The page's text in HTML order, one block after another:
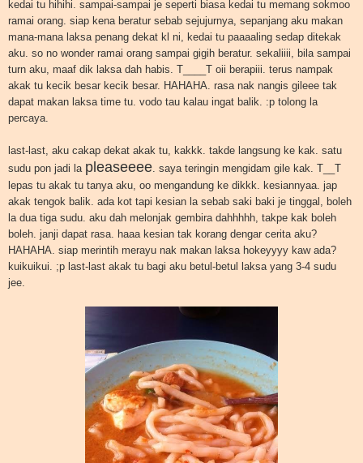
kedai tu hihihi. sampai-sampai je seperti biasa kedai tu memang sokmoo
ramai orang. siap kena beratur sebab sejujurnya, sepanjang aku makan
mana-mana laksa penang dekat kl ni, kedai tu paaaaling sedap ditekak
aku. so no wonder ramai orang sampai gigih beratur. sekaliiii, bila sampai
turn aku, maaf dik laksa dah habis. T____T oii berapiii. terus nampak
akak tu kecik besar kecik besar. HAHAHA. rasa nak nangis gileee tak
dapat makan laksa time tu. vodo tau kalau ingat balik. :p tolong la
percaya.
last-last, aku cakap dekat akak tu, kakkk. takde langsung ke kak. satu
sudu pon jadi la pleaseeee . saya teringin mengidam gile kak. T__T
lepas tu akak tu tanya aku, oo mengandung ke dikkk. kesiannyaa. jap
akak tengok balik. ada kot tapi kesian la sebab saki baki je tinggal, boleh
la dua tiga sudu. aku dah melonjak gembira dahhhhh, takpe kak boleh
boleh. janji dapat rasa. haaa kesian tak korang dengar cerita aku?
HAHAHA. siap merintih merayu nak makan laksa hokeyyyy kaw ada?
kuikuikui. ;p last-last akak tu bagi aku betul-betul laksa yang 3-4 sudu
jee.